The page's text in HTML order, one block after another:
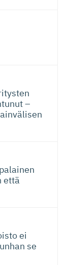
–
että
ei
se